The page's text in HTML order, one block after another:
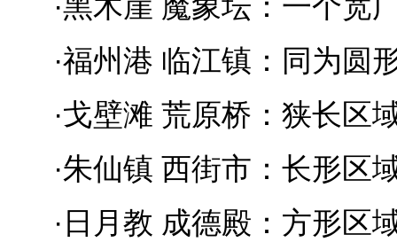
·福州港 临江镇：同为圆
·戈壁滩 荒原桥：狭长区
·朱仙镇 西街市：长形区
·日月教 成德殿：方形区